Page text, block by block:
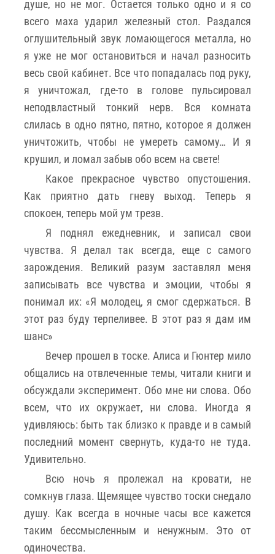
душе, но не мог. Остается только одно и я со
всего маха ударил железный стол. Раздался
оглушительный звук ломающегося металла, но
я уже не мог остановиться и начал разносить
весь свой кабинет. Все что попадалась под руку,
я уничтожал, где-то в голове пульсировал
неподвластный тонкий нерв. Вся комната
слилась в одно пятно, пятно, которое я должен
уничтожить, чтобы не умереть самому… И я
крушил, и ломал забыв обо всем на свете!
Какое прекрасное чувство опустошения.
Как приятно дать гневу выход. Теперь я
спокоен, теперь мой ум трезв.
Я поднял ежедневник, и записал свои
чувства. Я делал так всегда, еще с самого
зарождения. Великий разум заставлял меня
записывать все чувства и эмоции, чтобы я
понимал их: «Я молодец, я смог сдержаться. В
этот раз буду терпеливее. В этот раз я дам им
шанс»
Вечер прошел в тоске. Алиса и Гюнтер мило
общались на отвлеченные темы, читали книги и
обсуждали эксперимент. Обо мне ни слова. Обо
всем, что их окружает, ни слова. Иногда я
удивляюсь: быть так близко к правде и в самый
последний момент свернуть, куда-то не туда.
Удивительно.
Всю ночь я пролежал на кровати, не
сомкнув глаза. Щемящее чувство тоски снедало
душу. Как всегда в ночные часы все кажется
таким бессмысленным и ненужным. Это от
одиночества.